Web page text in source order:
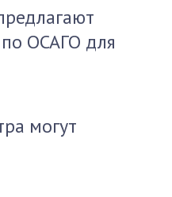
ОСАГО для
могут